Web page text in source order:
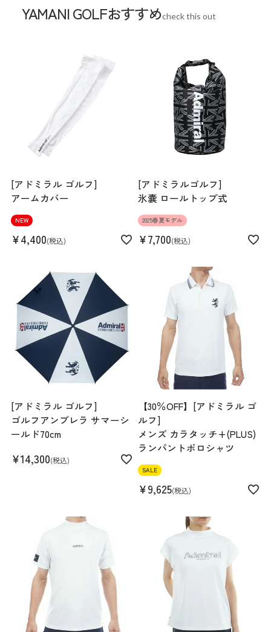
Sleeve length
Shoulder width 49.5cm
2XL M L
172cm 71kgRecommended
L
Find out more on your body type
素材
ポリエステル 100%
生産国
機能
YAMANI GOLFおすすめcheck this out
[アドミラル ゴルフ]
アームカバー
NEW
¥4,400 税込
[アドミラルゴルフ]
氷嚢 ロールトップ式
2025春夏モデル
¥7,700 税込
[アドミラル ゴルフ]
ゴルフアンブレラ サマーシ
ールド70cm
¥14,300 税込
【30％OFF】[アドミラル ゴ
ルフ]
メンズ カラタッチ+(PLUS)
ランパントポロシャツ
SALE
¥9,625 税込